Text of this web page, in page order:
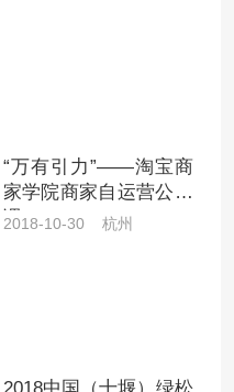
“万有引力”——淘宝商
家学院商家自运营公开
课
2018-10-30 杭州